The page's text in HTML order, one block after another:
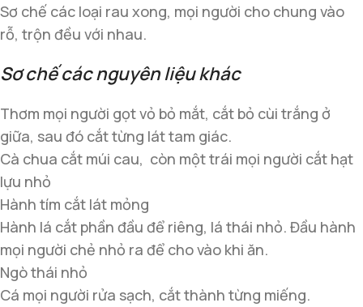
Sơ chế các loại rau xong, mọi người cho chung vào
rỗ, trộn đều với nhau.
Sơ chế các nguyên liệu khác
Thơm mọi người gọt vỏ bỏ mắt, cắt bỏ cùi trắng ở
giữa, sau đó cắt từng lát tam giác.
Cà chua cắt múi cau, còn một trái mọi người cắt hạt
lựu nhỏ
Hành tím cắt lát mỏng
Hành lá cắt phần đầu để riêng, lá thái nhỏ. Đầu hành
mọi người chẻ nhỏ ra để cho vào khi ăn.
Ngò thái nhỏ
Cá mọi người rửa sạch, cắt thành từng miếng.